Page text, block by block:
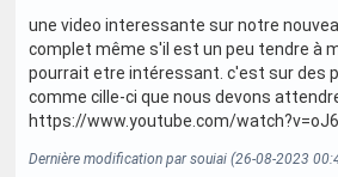
une video interessante sur notre
complet même s'il est un peu tendre à
pourrait etre intéressant. c'est sur des
comme cille-ci que nous devons
https://www.youtube.com/
Dernière modification par souiai (26-08-2023